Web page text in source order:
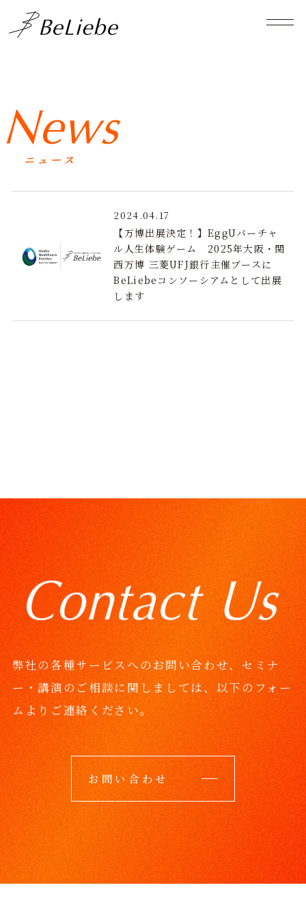
2024.04.17
【万博出展決定！】EggUバーチャ
ル人生体験ゲーム 2025年大阪・関
西万博 三菱UFJ銀行主催ブースに
BeLiebeコンソーシアムとして出展
します
弊社の各種サービスへのお問い合わせ、セミナ
ー・講演のご相談に関しましては、 以下のフォー
ムよりご連絡ください。
お問い合わせ